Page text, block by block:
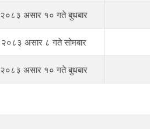
२०८३ असार १० गते बुधबार
२०८३ असार ८ गते सोमबार
२०८३ असार १० गते बुधबार